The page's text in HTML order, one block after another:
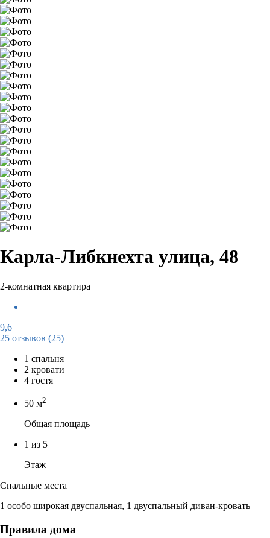
Карла-Либкнехта улица, 48
2-комнатная квартира
9,6
25 отзывов (25)
1 спальня
2 кровати
4 гостя
50 м2
Общая площадь
1 из 5
Этаж
Спальные места
1 особо широкая двуспальная, 1 двуспальный диван-кровать
Правила дома